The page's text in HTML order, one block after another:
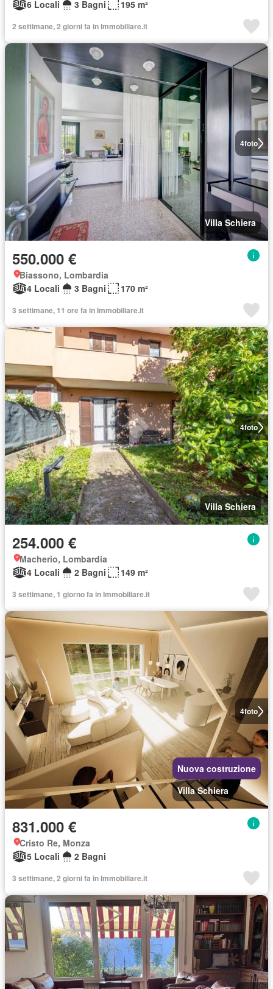
6 Locali 3 Bagni 195 m²
2 settimane, 2 giorni fa in Immobiliare.it
4foto
Villa Schiera
550.000 €
Biassono, Lombardia
4 Locali
3 Bagni 170 m²
3 settimane, 11 ore fa in Immobiliare.it
4foto
Villa Schiera
254.000 €
Macherio, Lombardia
4 Locali
2 Bagni 149 m²
3 settimane, 1 giorno fa in Immobiliare.it
4foto
Nuova costruzione
Villa Schiera
831.000 €
Cristo Re, Monza
5 Locali
2 Bagni
3 settimane, 2 giorni fa in Immobiliare.it